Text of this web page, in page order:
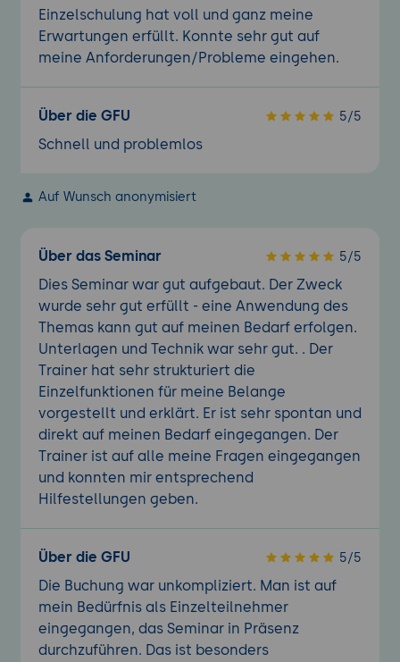
Einzelschulung hat voll und ganz meine
Erwartungen erfüllt. Konnte sehr gut auf
meine Anforderungen/Probleme eingehen.
Über die GFU 5/5
Schnell und problemlos
Auf Wunsch anonymisiert
Über das Seminar 5/5
Dies Seminar war gut aufgebaut. Der Zweck
wurde sehr gut erfüllt - eine Anwendung des
Themas kann gut auf meinen Bedarf erfolgen.
Unterlagen und Technik war sehr gut. . Der
Trainer hat sehr strukturiert die
Einzelfunktionen für meine Belange
vorgestellt und erklärt. Er ist sehr spontan und
direkt auf meinen Bedarf eingegangen. Der
Trainer ist auf alle meine Fragen eingegangen
und konnten mir entsprechend
Hilfestellungen geben.
Über die GFU 5/5
Die Buchung war unkompliziert. Man ist auf
mein Bedürfnis als Einzelteilnehmer
eingegangen, das Seminar in Präsenz
durchzuführen. Das ist besonders